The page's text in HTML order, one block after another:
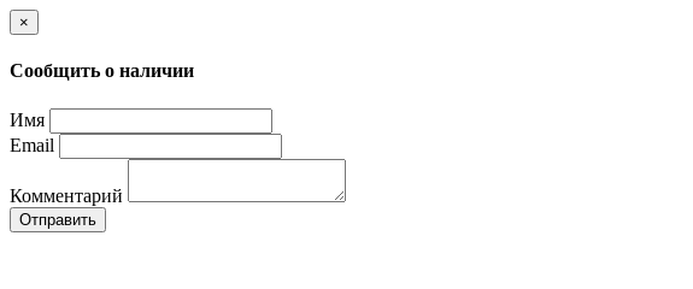
×
Сообщить о наличии
Имя
Email
Комментарий
Отправить